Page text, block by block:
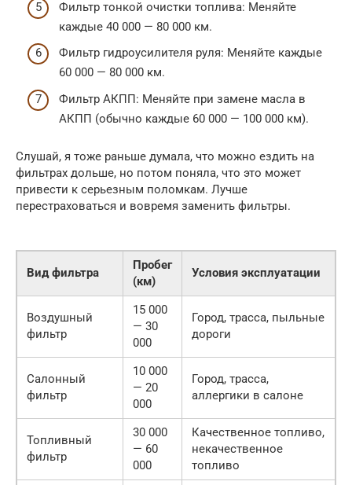
Фильтр тонкой очистки топлива: Меняйте
каждые 40 000 — 80 000 км.
Фильтр гидроусилителя руля: Меняйте каждые
60 000 — 80 000 км.
Фильтр АКПП: Меняйте при замене масла в
АКПП (обычно каждые 60 000 — 100 000 км).
Слушай, я тоже раньше думала, что можно ездить на
фильтрах дольше, но потом поняла, что это может
привести к серьезным поломкам. Лучше
перестраховаться и вовремя заменить фильтры.
Вид фильтра
Пробег
(км)
Условия эксплуатации
Воздушный
фильтр
15 000
— 30
000
Город, трасса, пыльные
дороги
Салонный
фильтр
10 000
— 20
000
Город, трасса,
аллергики в салоне
Топливный
фильтр
30 000
— 60
000
Качественное топливо,
некачественное
топливо